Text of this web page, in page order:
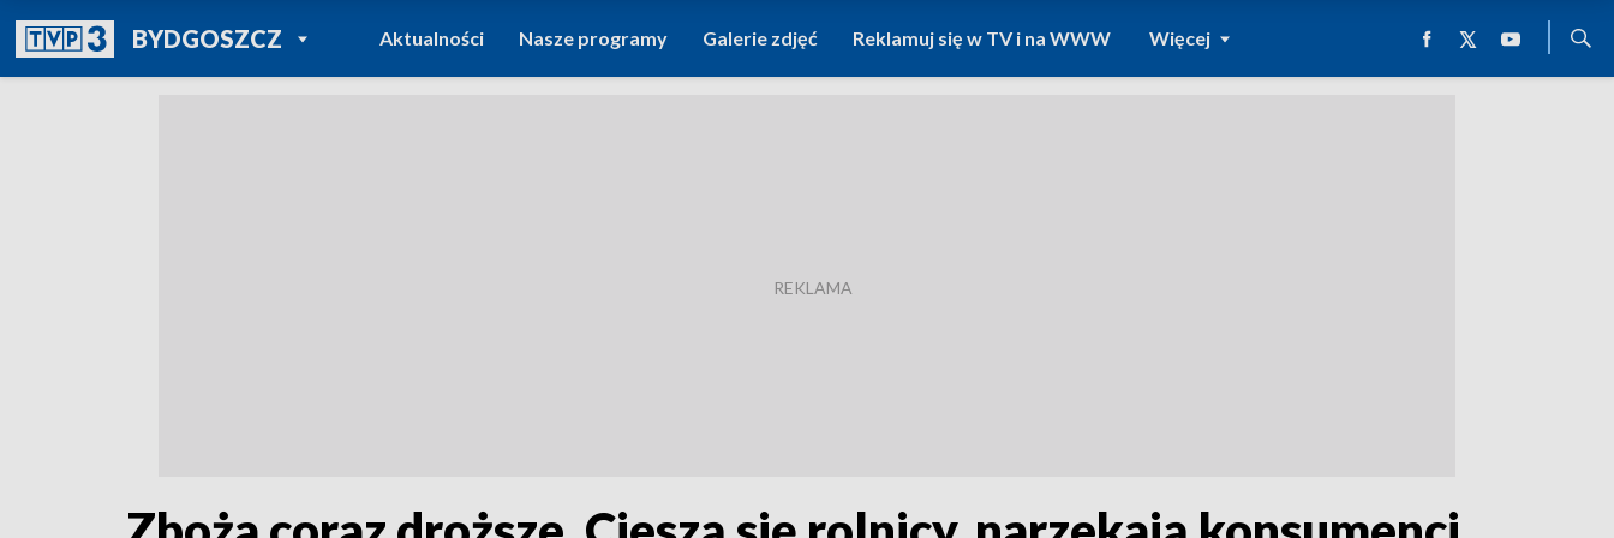
BYDGOSZCZPOWRÓT DO
TVP REGIONY
Aktualności Nasze programy Galerie zdjęć Reklamuj się w TV i na WWW Więcej